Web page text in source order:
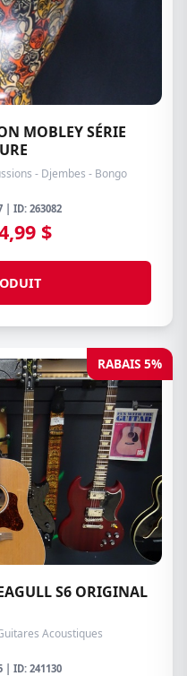
MOBLEY SÉRIE
- Djembes - Bongo
| ID: 263082
$
RABAIS 5%
S6 ORIGINAL
Acoustiques
| ID: 241130